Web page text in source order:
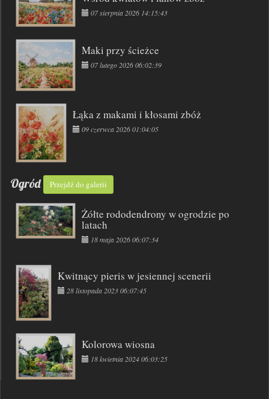
07 sierpnia 2026 14:15:43
Maki przy ścieżce
07 lutego 2026 06:02:39
Łąka z makami i kłosami zbóż
09 czerwca 2026 01:04:05
Ogród Przejdź do galerii
Żółte rododendrony w ogrodzie po
latach
18 maja 2026 06:07:34
Kwitnący pieris w jesiennej scenerii
28 listopada 2023 06:07:45
Kolorowa wiosna
18 kwietnia 2024 06:03:25